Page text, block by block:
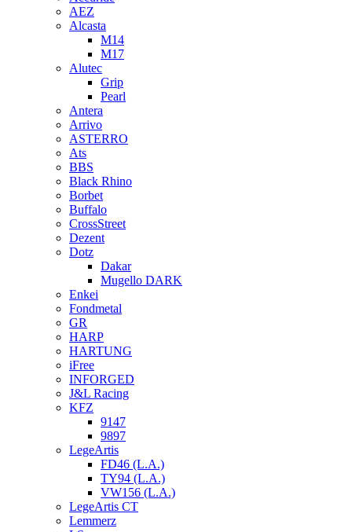
AEZ
Alcasta
M14
M17
Alutec
Grip
Pearl
Antera
Arrivo
ASTERRO
Ats
BBS
Black Rhino
Borbet
Buffalo
CrossStreet
Dezent
Dotz
Dakar
Mugello DARK
Enkei
Fondmetal
GR
HARP
HARTUNG
iFree
INFORGED
J&L Racing
KFZ
9147
9897
LegeArtis
FD46 (L.A.)
TY94 (L.A.)
VW156 (L.A.)
LegeArtis CT
Lemmerz